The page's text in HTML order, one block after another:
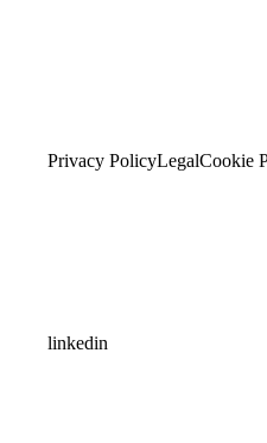
Privacy PolicyLegalCookie
linkedin